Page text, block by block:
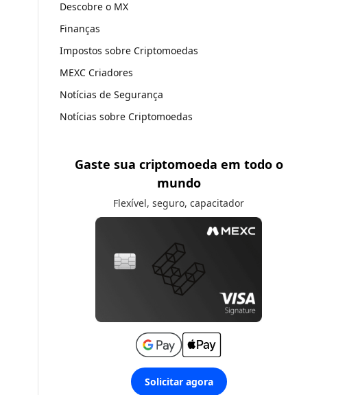
Descobre o MX
Finanças
Impostos sobre Criptomoedas
MEXC Criadores
Notícias de Segurança
Notícias sobre Criptomoedas
Gaste sua criptomoeda em todo o
mundo
Flexível, seguro, capacitador
Solicitar agora